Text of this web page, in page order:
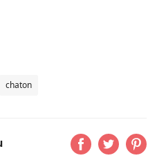
chaton